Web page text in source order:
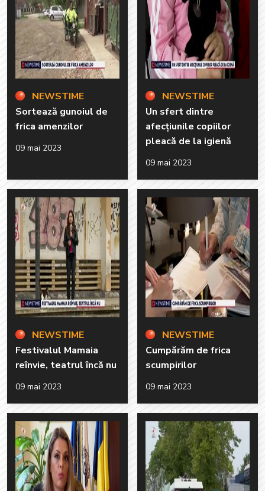
NEWSTIME
Sortează gunoiul de
frica amenzilor
09 mai 2023
NEWSTIME
Un sfert dintre
afecțiunile copiilor
pleacă de la igienă
09 mai 2023
NEWSTIME
Festivalul Mamaia
reînvie, teatrul încă nu
09 mai 2023
NEWSTIME
Cumpărăm de frica
scumpirilor
09 mai 2023